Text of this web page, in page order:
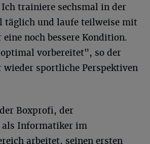
trainiere sechsmal in der
täglich und laufe teilweise mit
noch bessere Kondition.
vorbereitet", so der
wieder sportliche Perspektiven
Boxprofi, der
Informatiker im
arbeitet, seinen ersten